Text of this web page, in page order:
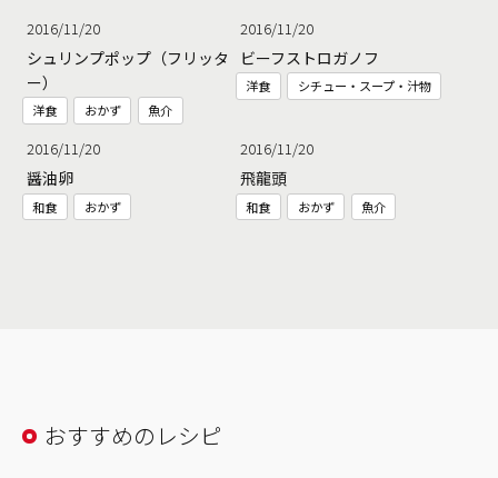
2016/11/20
シュリンプポップ（フリッタ
ー）
洋食 おかず 魚介
2016/11/20
ビーフストロガノフ
洋食 シチュー・スープ・汁物
2016/11/20
醤油卵
和食 おかず
2016/11/20
飛龍頭
和食 おかず 魚介
おすすめのレシピ